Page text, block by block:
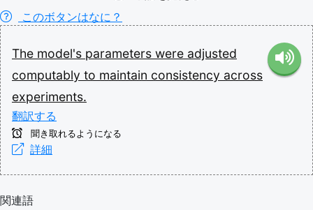
このボタンはなに？
The model's parameters were adjusted
computably to maintain consistency across
experiments.
翻訳する
聞き取れるようになる
詳細
関連語